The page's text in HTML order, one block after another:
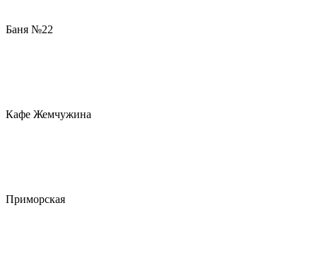
Баня №22
Кафе Жемчужина
Приморская